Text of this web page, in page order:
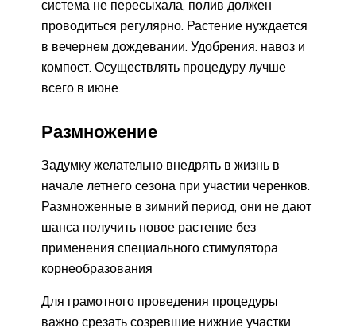
система не пересыхала, полив должен
проводиться регулярно. Растение нуждается
в вечернем дождевании. Удобрения: навоз и
компост. Осуществлять процедуру лучше
всего в июне.
Размножение
Задумку желательно внедрять в жизнь в
начале летнего сезона при участии черенков.
Размноженные в зимний период, они не дают
шанса получить новое растение без
применения специального стимулятора
корнеобразования
Для грамотного проведения процедуры
важно срезать созревшие нижние участки